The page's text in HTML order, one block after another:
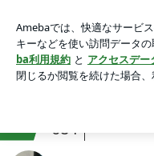
アプリをダウンロードして
ょう。
634